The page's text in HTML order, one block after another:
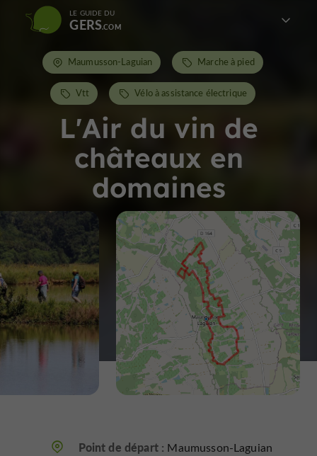
LE GUIDE DU
GERS
L'Air du vin de
châteaux en
domaines
Maumusson-Laguian Marche à pied
Vtt Vélo à assistance électrique
Point de départ : Maumusson-Laguian